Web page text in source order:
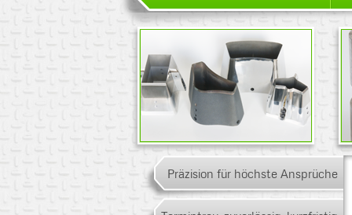
Standard
Hochleistungsstähle
Hartmetall
Präzision für höchste Ansprüche